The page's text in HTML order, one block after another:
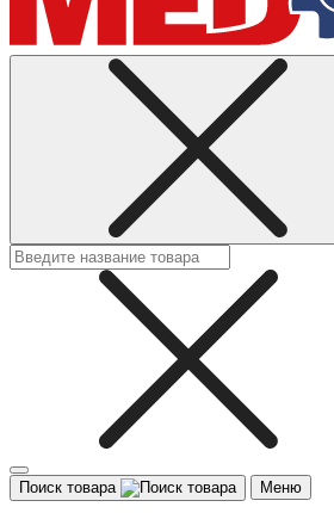
Поиск товара Меню